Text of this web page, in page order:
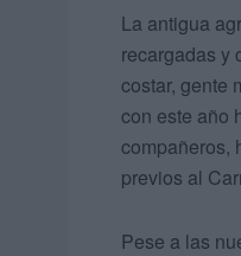
La antigua
recargadas y
costar, gente
con este año
compañeros,
previos al
Pese a las